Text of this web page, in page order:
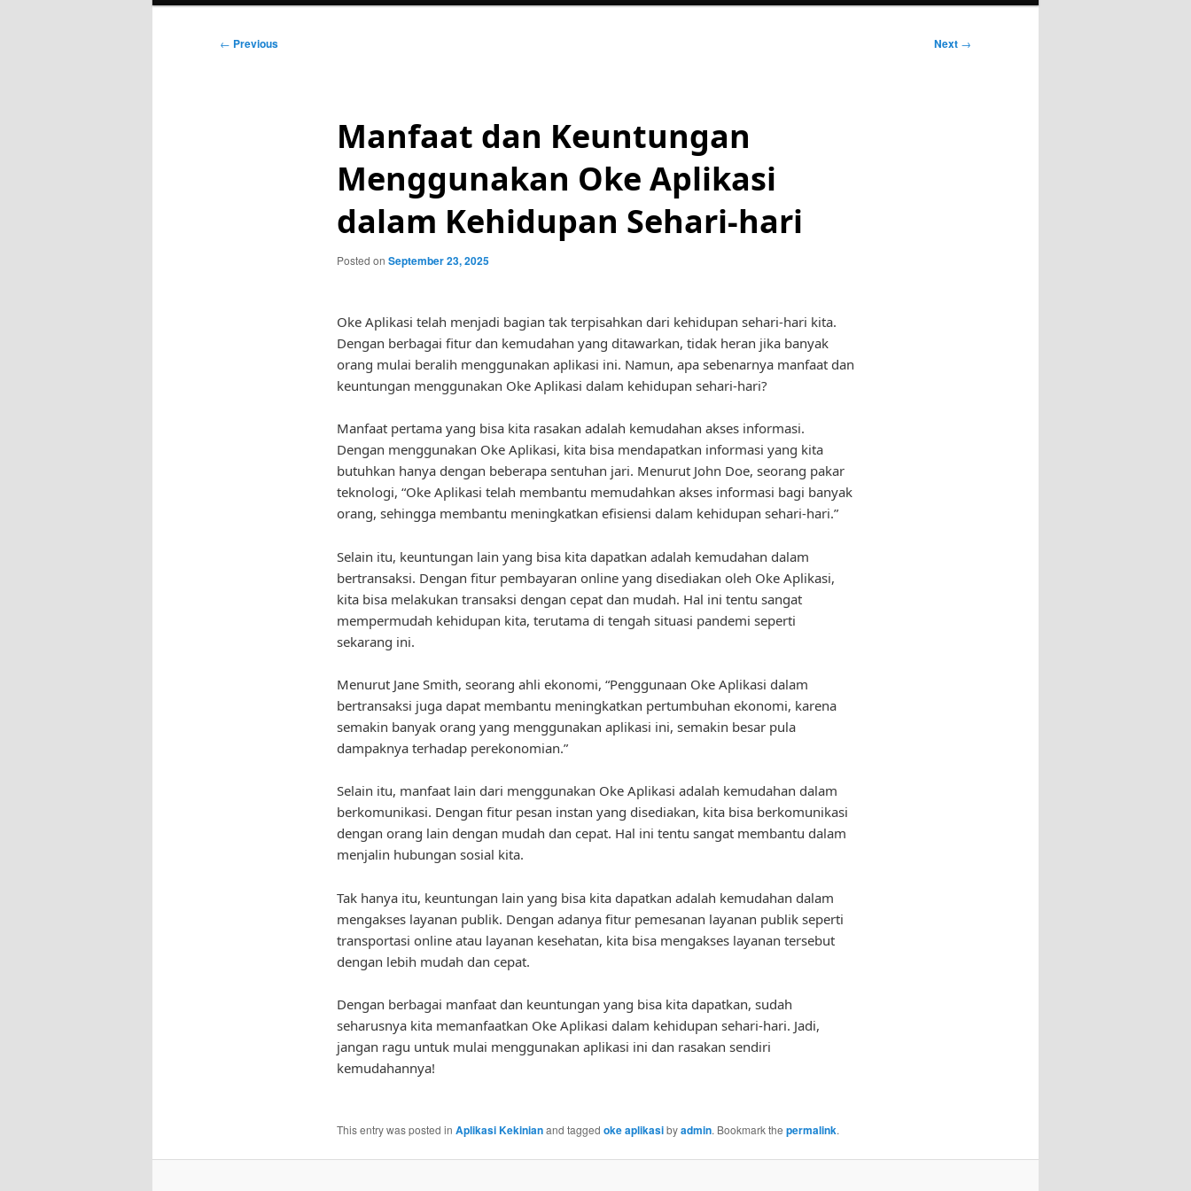
Post
← Previous Next →
Manfaat dan Keuntungan
Menggunakan Oke Aplikasi
dalam Kehidupan Sehari-hari
Posted on September 23, 2025
Oke Aplikasi telah menjadi bagian tak terpisahkan dari kehidupan sehari-hari kita.
Dengan berbagai fitur dan kemudahan yang ditawarkan, tidak heran jika banyak
orang mulai beralih menggunakan aplikasi ini. Namun, apa sebenarnya manfaat dan
keuntungan menggunakan Oke Aplikasi dalam kehidupan sehari-hari?
Manfaat pertama yang bisa kita rasakan adalah kemudahan akses informasi.
Dengan menggunakan Oke Aplikasi, kita bisa mendapatkan informasi yang kita
butuhkan hanya dengan beberapa sentuhan jari. Menurut John Doe, seorang pakar
teknologi, “Oke Aplikasi telah membantu memudahkan akses informasi bagi banyak
orang, sehingga membantu meningkatkan efisiensi dalam kehidupan sehari-hari.”
Selain itu, keuntungan lain yang bisa kita dapatkan adalah kemudahan dalam
bertransaksi. Dengan fitur pembayaran online yang disediakan oleh Oke Aplikasi,
kita bisa melakukan transaksi dengan cepat dan mudah. Hal ini tentu sangat
mempermudah kehidupan kita, terutama di tengah situasi pandemi seperti
sekarang ini.
Menurut Jane Smith, seorang ahli ekonomi, “Penggunaan Oke Aplikasi dalam
bertransaksi juga dapat membantu meningkatkan pertumbuhan ekonomi, karena
semakin banyak orang yang menggunakan aplikasi ini, semakin besar pula
dampaknya terhadap perekonomian.”
Selain itu, manfaat lain dari menggunakan Oke Aplikasi adalah kemudahan dalam
berkomunikasi. Dengan fitur pesan instan yang disediakan, kita bisa berkomunikasi
dengan orang lain dengan mudah dan cepat. Hal ini tentu sangat membantu dalam
menjalin hubungan sosial kita.
Tak hanya itu, keuntungan lain yang bisa kita dapatkan adalah kemudahan dalam
mengakses layanan publik. Dengan adanya fitur pemesanan layanan publik seperti
transportasi online atau layanan kesehatan, kita bisa mengakses layanan tersebut
dengan lebih mudah dan cepat.
Dengan berbagai manfaat dan keuntungan yang bisa kita dapatkan, sudah
seharusnya kita memanfaatkan Oke Aplikasi dalam kehidupan sehari-hari. Jadi,
jangan ragu untuk mulai menggunakan aplikasi ini dan rasakan sendiri
kemudahannya!
This entry was posted in Aplikasi Kekinianand tagged oke aplikasibyadmin. Bookmark the permalink.